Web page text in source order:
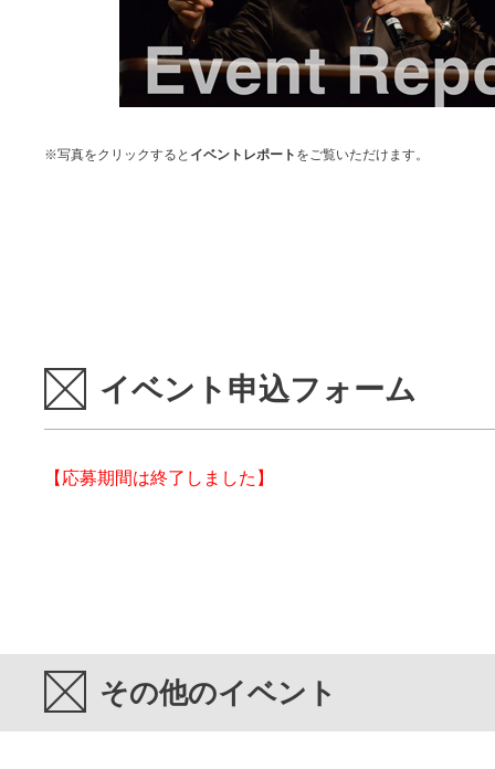
※写真をクリックすると イベントレポート をご覧いただけます。
イベント申込フォーム
【応募期間は終了しました】
その他のイベント